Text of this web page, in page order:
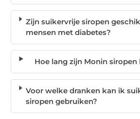
Zijn suikervrije siropen
mensen met diabetes?
Hoe lang zijn Monin siropen
Voor welke dranken kan ik
siropen gebruiken?